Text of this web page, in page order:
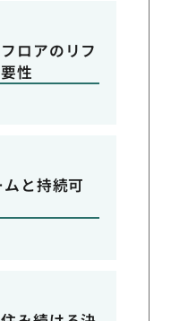
ロアのリフ
性
と持続可